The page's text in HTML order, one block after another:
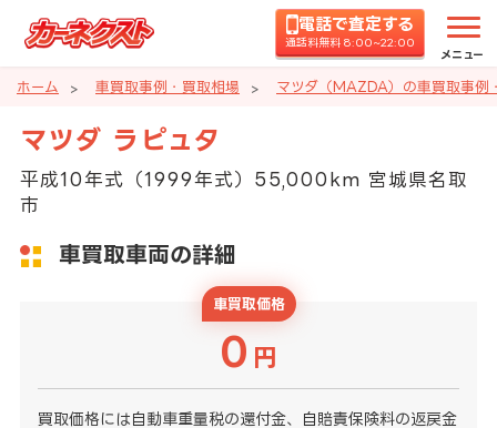
電話で査定する
通話料無料 8:00~22:00
メニュー
ホーム 車買取事例・買取相場 マツダ（MAZDA）の車買取事例
マツダ ラピュタ
平成10年式（1999年式）55,000km 宮城県名取
市
車買取車両の詳細
車買取価格
0 円
買取価格には自動車重量税の還付金、自賠責保険料の返戻金